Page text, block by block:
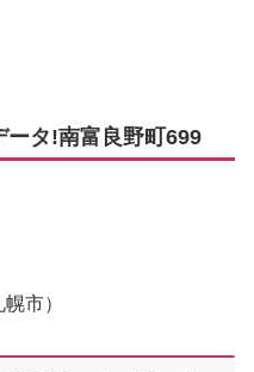
ータ!南富良野町699
市）